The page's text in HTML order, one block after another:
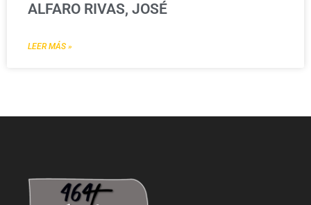
ALFARO RIVAS, JOSÉ
LEER MÁS »